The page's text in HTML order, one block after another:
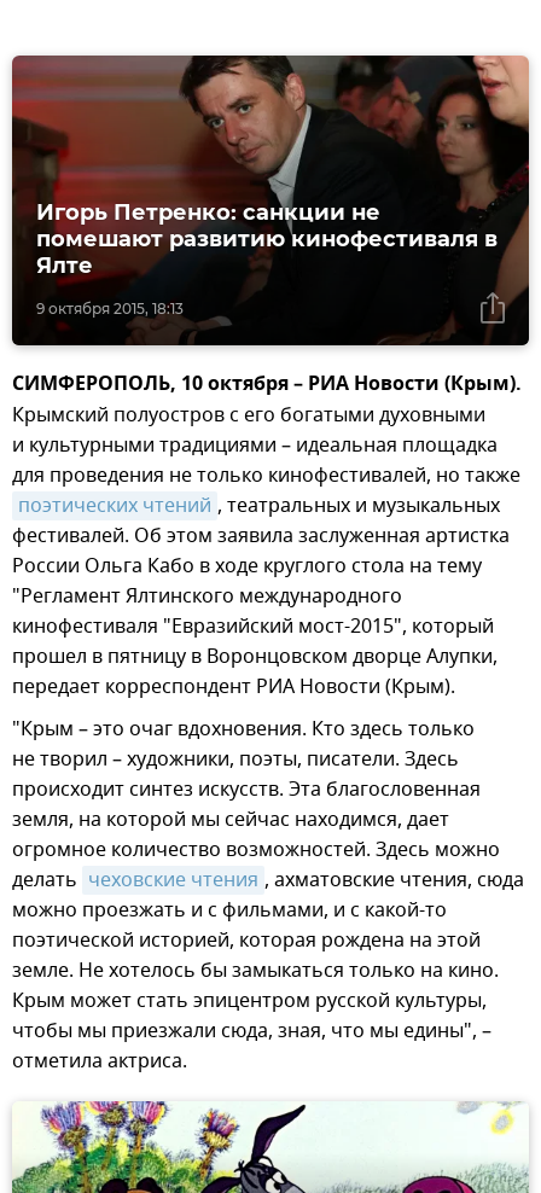
9 октября 2015, 18:13
Игорь Петренко: санкции не
помешают развитию кинофестиваля в
Ялте
СИМФЕРОПОЛЬ, 10 октября – РИА Новости (Крым).
Крымский полуостров с его богатыми духовными
и культурными традициями – идеальная площадка
для проведения не только кинофестивалей, но также
поэтических чтений , театральных и музыкальных
фестивалей. Об этом заявила заслуженная артистка
России Ольга Кабо в ходе круглого стола на тему
"Регламент Ялтинского международного
кинофестиваля "Евразийский мост-2015", который
прошел в пятницу в Воронцовском дворце Алупки,
передает корреспондент РИА Новости (Крым).
"Крым – это очаг вдохновения. Кто здесь только
не творил – художники, поэты, писатели. Здесь
происходит синтез искусств. Эта благословенная
земля, на которой мы сейчас находимся, дает
огромное количество возможностей. Здесь можно
делать чеховские чтения , ахматовские чтения, сюда
можно проезжать и с фильмами, и с какой-то
поэтической историей, которая рождена на этой
земле. Не хотелось бы замыкаться только на кино.
Крым может стать эпицентром русской культуры,
чтобы мы приезжали сюда, зная, что мы едины", –
отметила актриса.